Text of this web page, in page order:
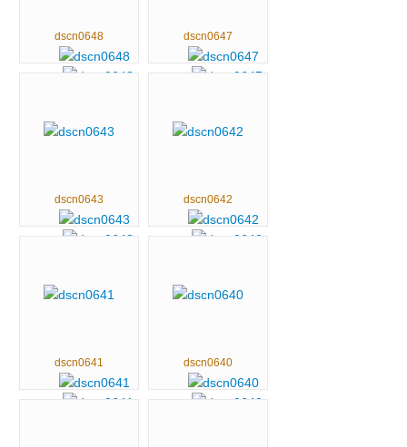
dscn0648 dscn0647
dscn0643 dscn0642
dscn0641 dscn0640